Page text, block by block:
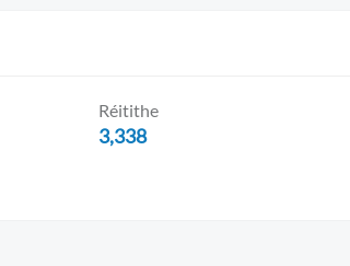
Réitithe
3,338